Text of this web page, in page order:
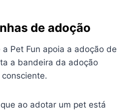
de adoção
Pet Fun apoia a adoção de
a bandeira da adoção
consciente.
ao adotar um pet está